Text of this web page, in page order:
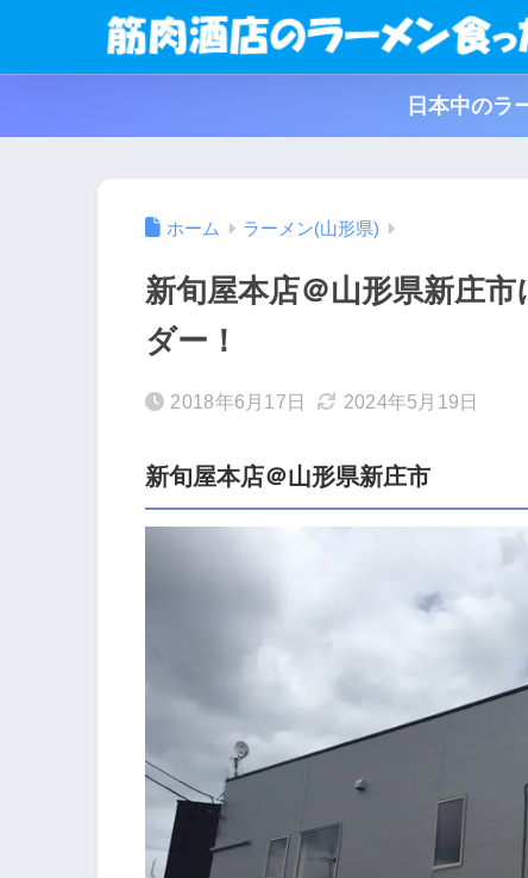
日本中のラ
ホーム ラーメン(山形県)
新旬屋本店＠山形県新庄
ダー！
2018年6月17日 2024年5月19日
新旬屋本店＠山形県新庄市